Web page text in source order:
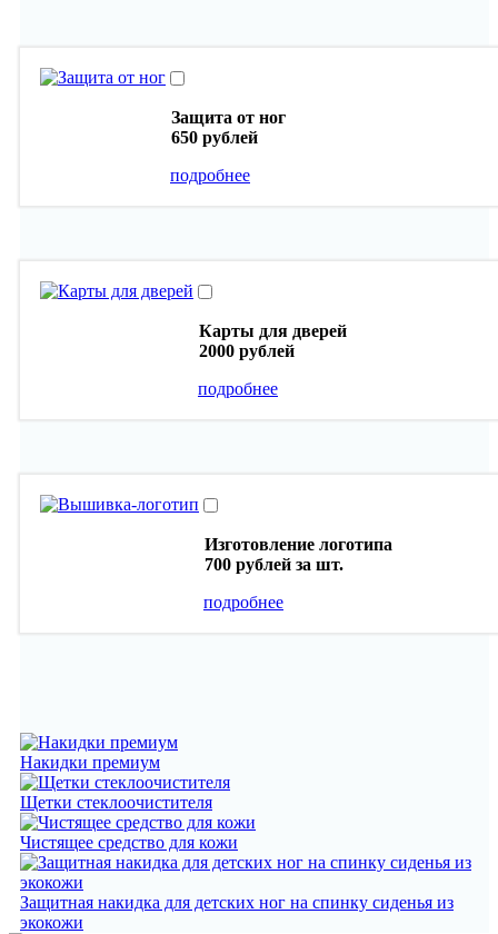
Защита от ног
650 рублей
подробнее
Карты для дверей
2000 рублей
подробнее
Изготовление логотипа
700 рублей за шт.
подробнее
Накидки премиум
Щетки стеклоочистителя
Чистящее средство для кожи
Защитная накидка для детских ног на спинку сиденья из
экокожи